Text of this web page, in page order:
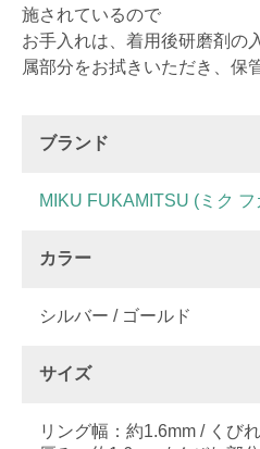
施されているので
お手入れは、着用後研磨剤の
属部分をお拭きいただき、保
ブランド
MIKU FUKAMITSU (ミク フ
カラー
シルバー / ゴールド
サイズ
リング幅：約1.6mm / くび